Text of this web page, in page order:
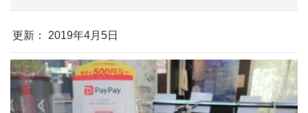
更新： 2019年4月5日